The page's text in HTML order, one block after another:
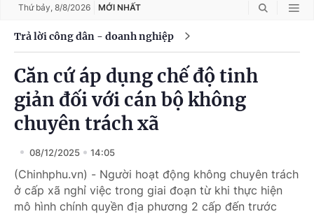
Thứ bảy, 8/8/2026 MỚI NHẤT
Trả lời công dân - doanh nghiệp
Căn cứ áp dụng chế độ tinh
giản đối với cán bộ không
chuyên trách xã
08/12/2025 14:05
(Chinhphu.vn) - Người hoạt động không chuyên trách
ở cấp xã nghỉ việc trong giai đoạn từ khi thực hiện
mô hình chính quyền địa phương 2 cấp đến trước